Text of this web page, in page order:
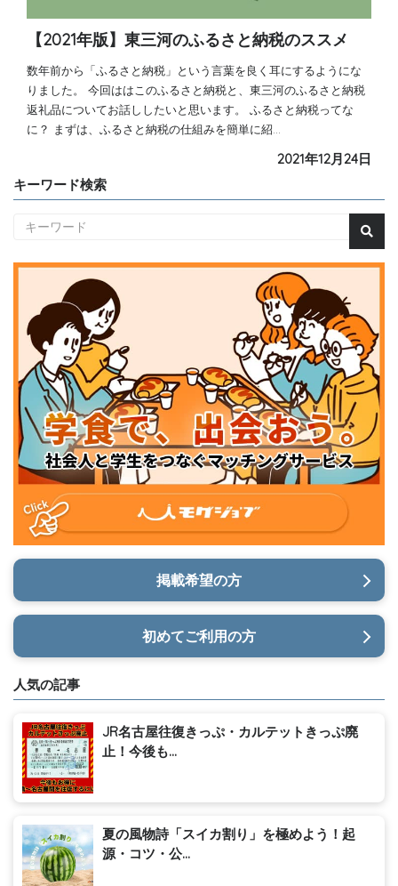
【2021年版】東三河のふるさと納税のススメ
数年前から「ふるさと納税」という言葉を良く耳にするようにな
りました。 今回ははこのふるさと納税と、東三河のふるさと納税
返礼品についてお話ししたいと思います。 ふるさと納税ってな
に？ まずは、ふるさと納税の仕組みを簡単に紹…
2021年12月24日
キーワード検索
掲載希望の方
初めてご利用の方
人気の記事
JR名古屋往復きっぷ・カルテットきっぷ廃
止！今後も...
夏の風物詩「スイカ割り」を極めよう！起
源・コツ・公...